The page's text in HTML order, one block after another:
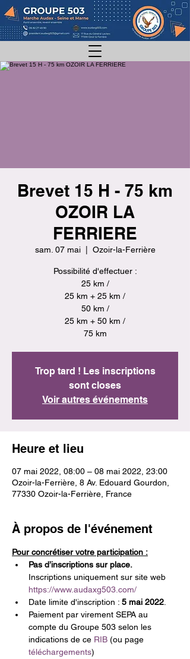
Brevet 15 H - 75 km
OZOIR LA
FERRIERE
sam. 07 mai
  |
Ozoir-la-Ferrière
Possibilité d'effectuer :
25 km /
25 km + 25 km /
50 km /
25 km + 50 km /
75 km
Trop tard ! Les inscriptions
sont closes
Voir autres événements
Heure et lieu
07 mai 2022, 08:00 – 08 mai 2022, 23:00
Ozoir-la-Ferrière, 8 Av. Edouard Gourdon,
77330 Ozoir-la-Ferrière, France
À propos de l'événement
Pour concrétiser votre participation :
Pas d’inscriptions sur place.
Inscriptions uniquement sur site web
https://www.audaxg503.com/
Date limite d'inscription : 5 mai 2022
Paiement par virement SEPA au
compte du Groupe 503 selon les
indications de ce RIB (ou page
téléchargements)